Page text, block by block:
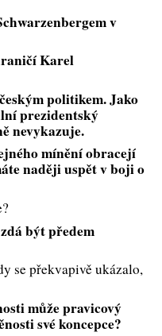
v
Karel
politikem. Jako
prezidentský
nevykazuje.
mínění obracejí
naději uspět v boji o
být předem
se překvapivě ukázalo,
může pravicový
své koncepce?